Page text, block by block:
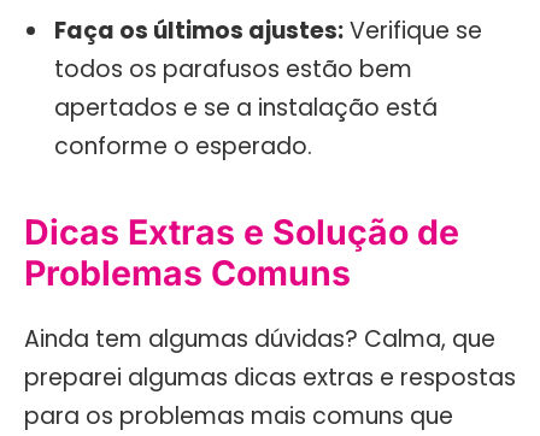
Faça os últimos ajustes:Verifique se
todos os parafusos estão bem
apertados e se a instalação está
conforme o esperado.
Dicas Extras e Solução de
Problemas Comuns
Ainda tem algumas dúvidas? Calma, que
preparei algumas dicas extras e respostas
para os problemas mais comuns que